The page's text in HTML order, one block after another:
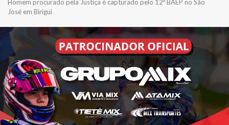
Homem procurado pela Justiça é capturado pelo 12º BAEP no São
José em Birigui